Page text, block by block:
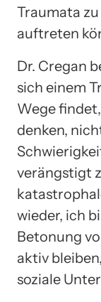
Traumata
auftreten
Dr. Cregan
sich einem
Wege
denken,
verängstigt
wieder, ich
Betonung
aktiv
soziale